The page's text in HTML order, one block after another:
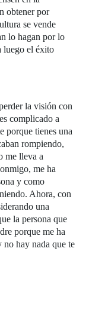
obtener por
se vende
lo hagan por lo
luego el éxito
la visión con
complicado a
porque tienes una
rompiendo,
me lleva a
me ha
y como
Ahora, con
una
la persona que
porque me ha
no hay nada que te